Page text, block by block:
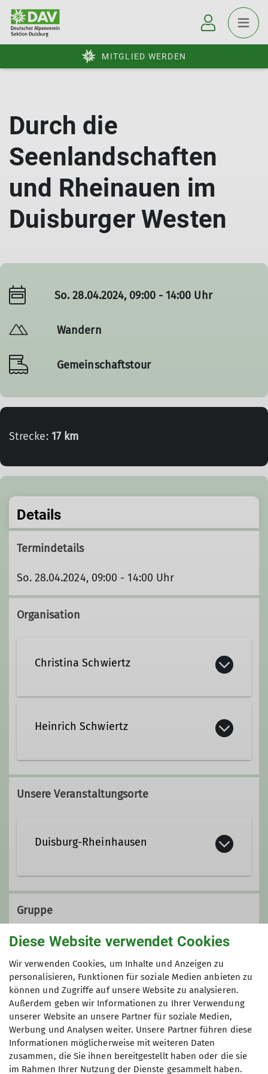
MITGLIED WERDEN
Durch die
Seenlandschaften
und Rheinauen im
Duisburger Westen
So. 28.04.2024, 09:00 - 14:00 Uhr
Wandern
Gemeinschaftstour
Strecke: 17 km
Details
Termindetails
So. 28.04.2024, 09:00 - 14:00 Uhr
Organisation
Christina Schwiertz
Heinrich Schwiertz
Unsere Veranstaltungsorte
Duisburg-Rheinhausen
Gruppe
Alpine Wandergruppe
Wir sind begeisterte Wanderer und
ganzjährig aktiv. Nahezu jedes
Wochenende treten wir den Beweis
an, dass sich Ballungsraum und
Naturerlebnis wunderbar miteinander
Diese Website verwendet Cookies
Wir verwenden Cookies, um Inhalte und Anzeigen zu
personalisieren, Funktionen für soziale Medien anbieten zu
können und Zugriffe auf unsere Website zu analysieren.
Außerdem geben wir Informationen zu Ihrer Verwendung
unserer Website an unsere Partner für soziale Medien,
Werbung und Analysen weiter. Unsere Partner führen diese
Informationen möglicherweise mit weiteren Daten
zusammen, die Sie ihnen bereitgestellt haben oder die sie
im Rahmen Ihrer Nutzung der Dienste gesammelt haben.